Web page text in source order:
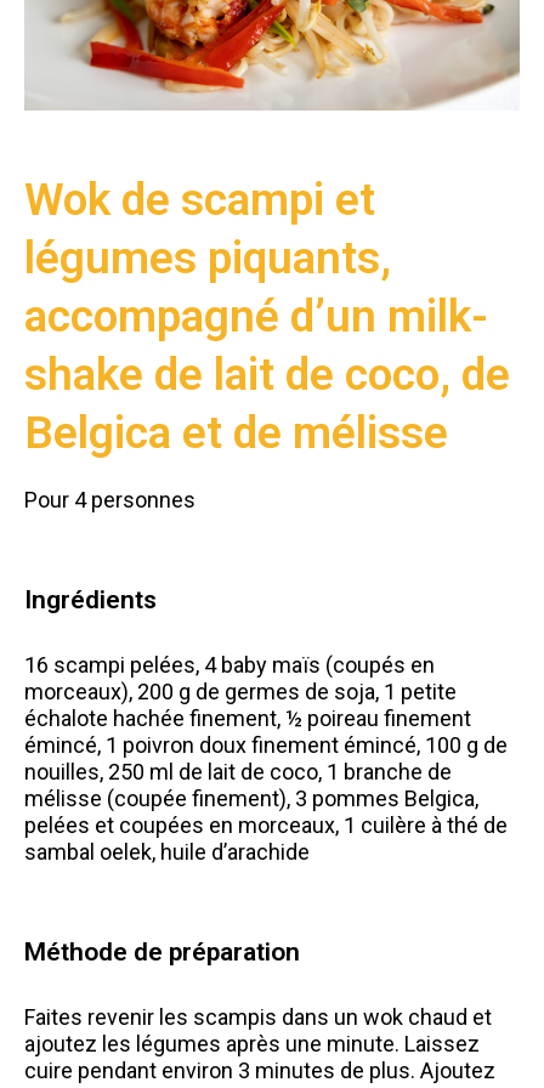
Wok de scampi et
légumes piquants,
accompagné d’un milk-
shake de lait de coco, de
Belgica et de mélisse
Pour 4 personnes
Ingrédients
16 scampi pelées, 4 baby maïs (coupés en
morceaux), 200 g de germes de soja, 1 petite
échalote hachée finement, ½ poireau finement
émincé, 1 poivron doux finement émincé, 100 g de
nouilles, 250 ml de lait de coco, 1 branche de
mélisse (coupée finement), 3 pommes Belgica,
pelées et coupées en morceaux, 1 cuilère à thé de
sambal oelek, huile d’arachide
Méthode de préparation
Faites revenir les scampis dans un wok chaud et
ajoutez les légumes après une minute. Laissez
cuire pendant environ 3 minutes de plus. Ajoutez